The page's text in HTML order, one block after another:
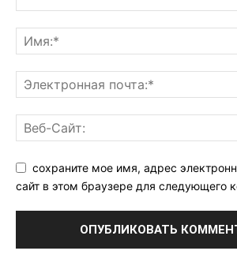
сохраните мое имя, адрес
сайт в этом браузере для следующего